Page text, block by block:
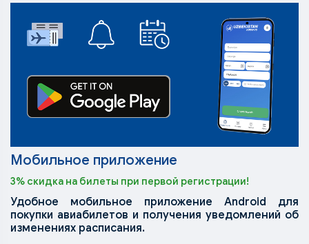
Мобильное приложение
3% скидка на билеты при первой регистрации!
Удобное мобильное приложение Android для
покупки авиабилетов и получения уведомлений об
изменениях расписания.